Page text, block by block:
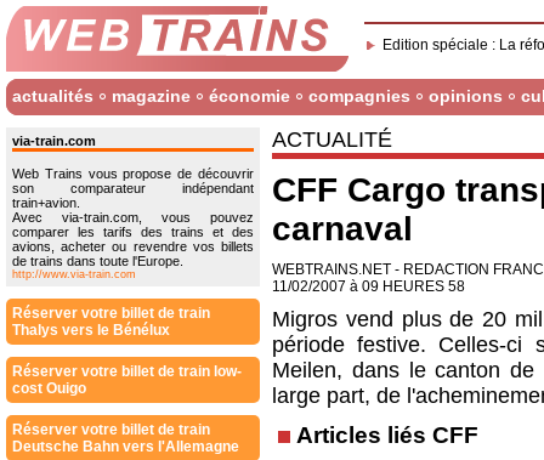
Edition spéciale : La
actualités magazine économie compagnies opinions
via-train.com
Web Trains vous propose de découvrir
son comparateur indépendant
train+avion.
Avec via-train.com, vous pouvez
comparer les tarifs des trains et des
avions, acheter ou revendre vos billets
de trains dans toute l'Europe.
http://www.via-train.com
Réserver votre billet de train
Thalys vers le Bénélux
Réserver votre billet de train low-
cost Ouigo
Réserver votre billet de train
Deutsche Bahn vers l'Allemagne
ACTUALITÉ
CFF Cargo
carnaval
WEBTRAINS.NET - REDACTION
11/02/2007 à 09 HEURES 58
Migros vend plus de 20
période festive. Celles-
Meilen, dans le canton
large part, de
Articles liés CFF